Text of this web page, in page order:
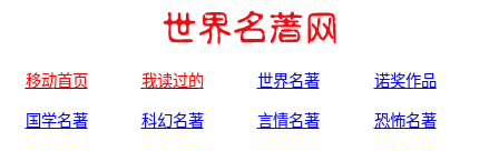
移动首页 我读过的 世界名著 诺奖作品
国学名著 科幻名著 言情名著 恐怖名著